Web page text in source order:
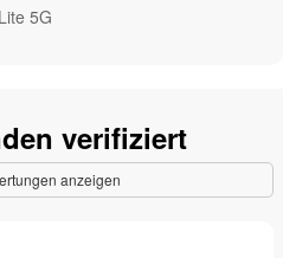
5G
verifiziert
anzeigen